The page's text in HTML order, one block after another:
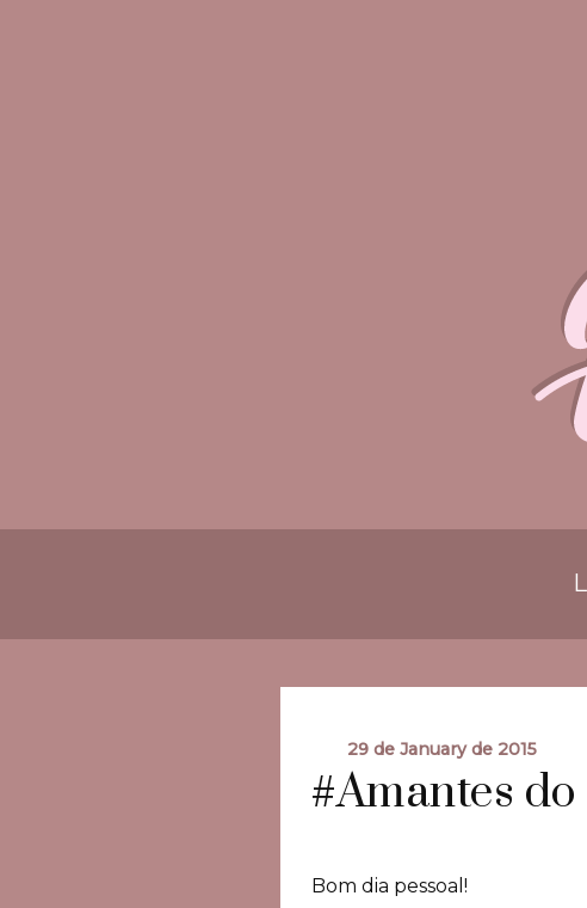
29 de January de 2015
#Amantes
Bom dia pessoal!